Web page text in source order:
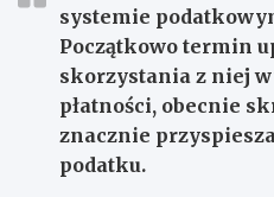
systemie
Początkowo termin
skorzystania z niej
płatności, obecnie
znacznie
podatku.